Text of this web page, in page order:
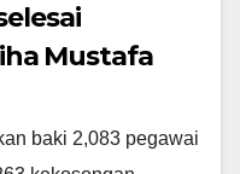
Mustafa
baki 2,083 pegawai